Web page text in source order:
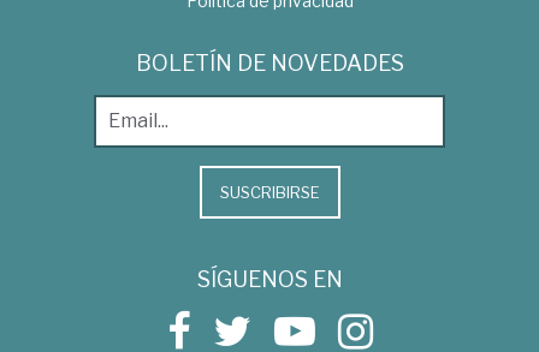
BOLETÍN DE NOVEDADES
SUSCRIBIRSE
SÍGUENOS EN